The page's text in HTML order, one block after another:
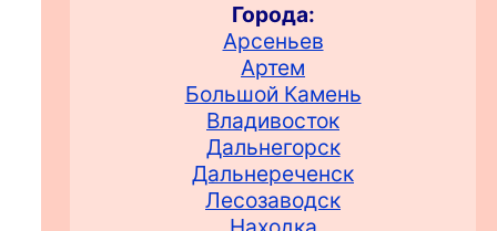
Города:
Арсеньев
Артем
Большой Камень
Владивосток
Дальнегорск
Дальнереченск
Лесозаводск